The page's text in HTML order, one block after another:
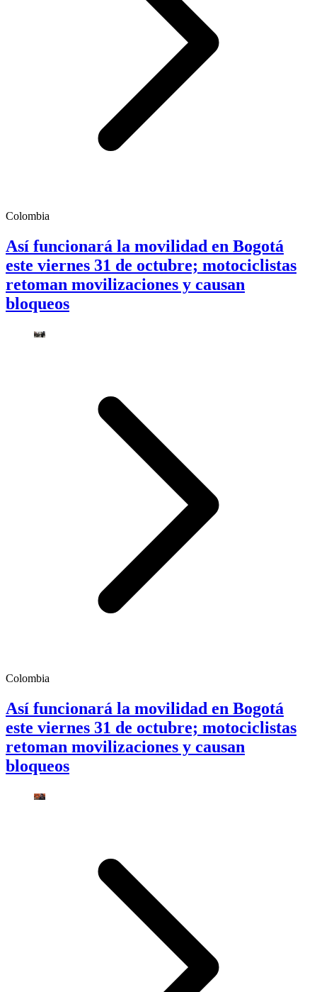
Colombia
Así funcionará la movilidad en Bogotá
este viernes 31 de octubre; motociclistas
retoman movilizaciones y causan
bloqueos
Colombia
Así funcionará la movilidad en Bogotá
este viernes 31 de octubre; motociclistas
retoman movilizaciones y causan
bloqueos